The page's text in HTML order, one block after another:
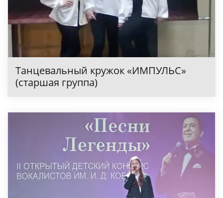
Танцевальный кружок «ИМПУЛЬС»
(старшая группа)